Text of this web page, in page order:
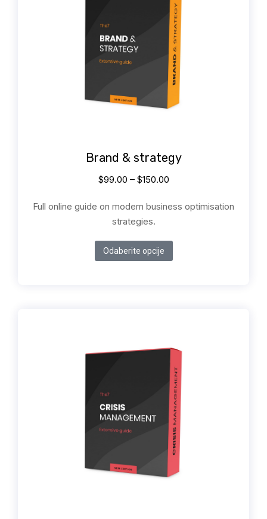
Brand & strategy
$99.00 – $150.00
Full online guide on modern business optimisation
strategies.
Odaberite opcije